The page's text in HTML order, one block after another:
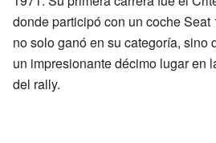
donde participó con un coche Seat
no solo ganó en su categoría, sino
un impresionante décimo lugar en
del rally.